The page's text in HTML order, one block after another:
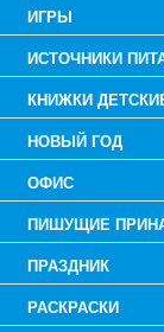
ИГРЫ
ИСТОЧНИКИ
КНИЖКИ
НОВЫЙ ГОД
ОФИС
ПИШУЩИЕ
ПРАЗДНИК
РАСКРАСКИ